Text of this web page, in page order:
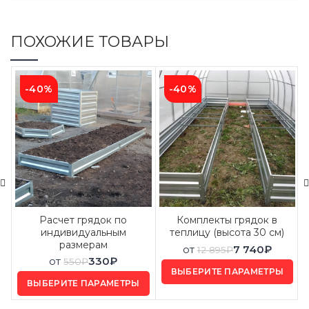
ПОХОЖИЕ ТОВАРЫ
-40%
Расчет грядок по
индивидуальным
размерам
от 550₽330₽
ВЫБЕРИТЕ ПАРАМЕТРЫ
-40%
Комплекты грядок в
теплицу (высота 30 см)
от 12 895₽7 740₽
ВЫБЕРИТЕ ПАРАМЕТРЫ